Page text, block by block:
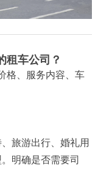
租车公司？
格、服务内容、车
旅游出行、婚礼用
明确是否需要司